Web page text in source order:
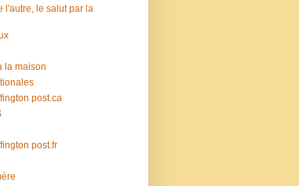
l'autre, le salut par la
la maison
post.ca
post.fr